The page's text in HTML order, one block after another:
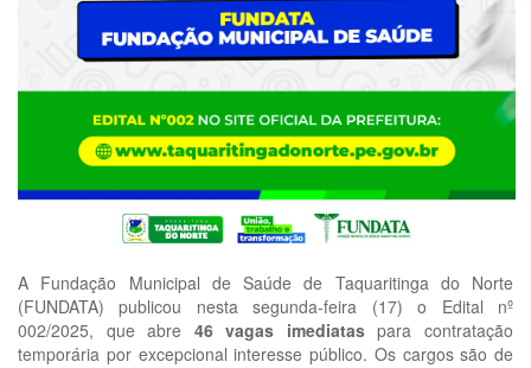
A Fundação Municipal de Saúde de Taquaritinga do Norte
(FUNDATA) publicou nesta segunda-feira (17) o Edital nº
002/2025, que abre 46 vagas imediataspara contratação
temporária por excepcional interesse público. Os cargos são de